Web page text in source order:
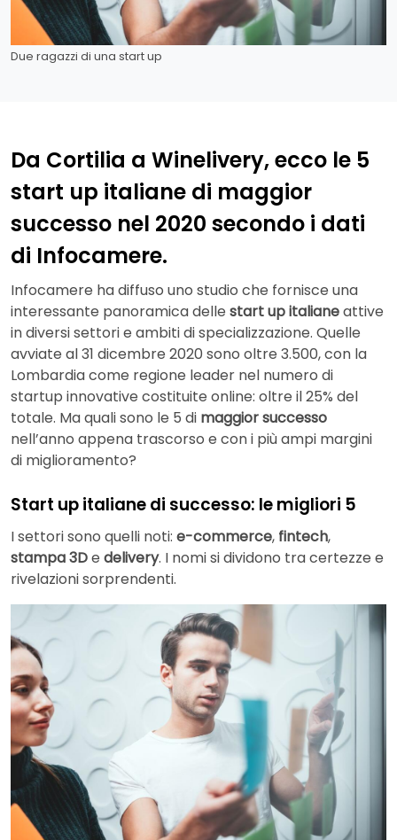
Due ragazzi di una start up
Da Cortilia a Winelivery, ecco le 5
start up italiane di maggior
successo nel 2020 secondo i dati
di Infocamere.
Infocamere ha diffuso uno studio che fornisce una
interessante panoramica delle start up italianeattive
in diversi settori e ambiti di specializzazione. Quelle
avviate al 31 dicembre 2020 sono oltre 3.500, con la
Lombardia come regione leader nel numero di
startup innovative costituite online: oltre il 25% del
totale. Ma quali sono le 5 di maggior successo
nell’anno appena trascorso e con i più ampi margini
di miglioramento?
Start up italiane di successo: le migliori 5
I settori sono quelli noti: e-commerce, fintech,
stampa 3De delivery. I nomi si dividono tra certezze e
rivelazioni sorprendenti.